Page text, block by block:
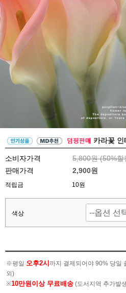
카라꽃
소비자가격 5,800원 (50%할
판매가격
2,900원
적립금 10원
색상
※평일 오후2시 까지 결제되어야 90% 당일
외)
※10만원이상 무료배송 (도서지역 추가발